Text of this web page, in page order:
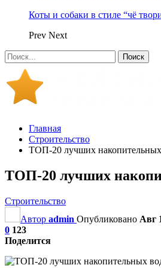
Коты и собаки в стиле “чё
Prev Next
Главная
Строительство
ТОП-20 лучших накопительных
ТОП-20 лучших
Строительство
Автор admin Опубликовано Авг
0 123
Поделится